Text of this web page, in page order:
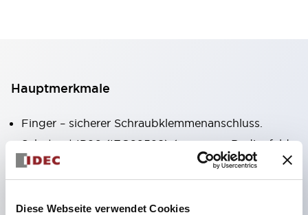
Diese Webseite verwendet Cookies
Hauptmerkmale
Finger – sicherer Schraubklemmenanschluss.
Schutzart IP20 (IEC60529) (vorne am Bedienfeld
IP65).
und Demontage.